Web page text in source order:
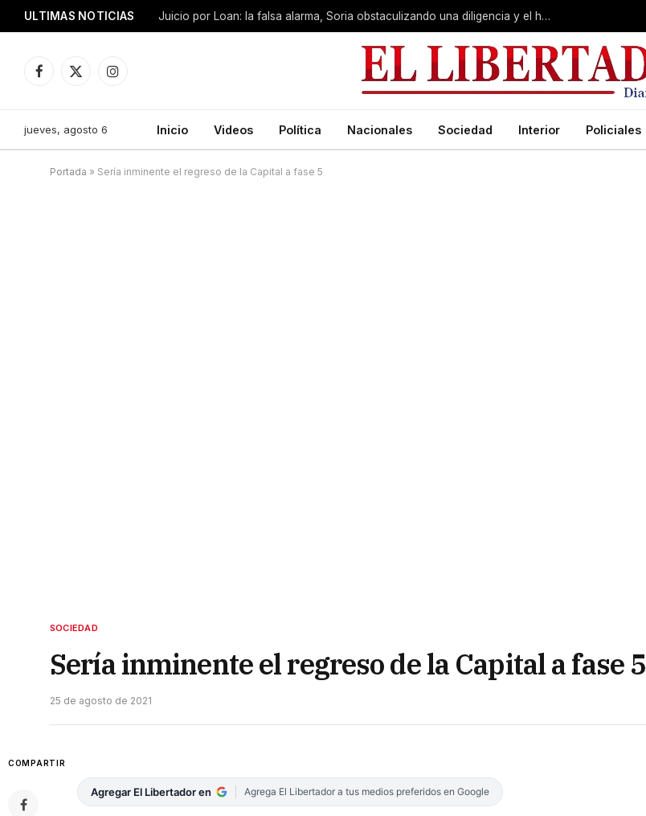
ULTIMAS NOTICIAS Juicio por Loan: la falsa alarma, Soria obstaculizando una diligencia y el hotel de la «banda»:
Facebook
X
Instagram
jueves, agosto 6 Inicio Videos Política Nacionales Sociedad Interior Policiales
Portada » Sería inminente el regreso de la Capital a fase 5
SOCIEDAD
Sería inminente el regreso de la Capital a fase 5
25 de agosto de 2021
COMPARTIR
Agregar El Libertador en Agrega El Libertador a tus medios preferidos en Google